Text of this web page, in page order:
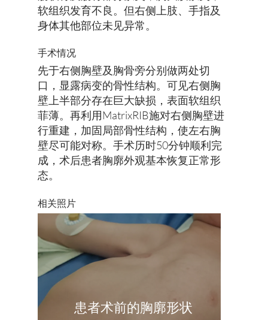
软组织发育不良。但右侧上肢、手指及
身体其他部位未见异常。
手术情况
先于右侧胸壁及胸骨旁分别做两处切
口，显露病变的骨性结构。可见右侧胸
壁上半部分存在巨大缺损，表面软组织
菲薄。再利用MatrixRIB施对右侧胸壁进
行重建，加固局部骨性结构，使左右胸
壁尽可能对称。手术历时50分钟顺利完
成，术后患者胸廓外观基本恢复正常形
态。
​相关照片
患者术前的胸廓形状